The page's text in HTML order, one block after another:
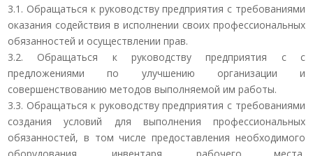
3.1. Обращаться к руководству предприятия с требованиями
оказания содействия в исполнении своих профессиональных
обязанностей и осуществлении прав.
3.2. Обращаться к руководству предприятия с с
предложениями по улучшению организации и
совершенствованию методов выполняемой им работы.
3.3. Обращаться к руководству предприятия с требованиями
создания условий для выполнения профессиональных
обязанностей, в том числе предоставления необходимого